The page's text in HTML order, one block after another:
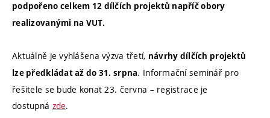
podpořeno celkem 12 dílčích projektů napříč obory
realizovanými na VUT.
Aktuálně je vyhlášena výzva třetí, návrhy dílčích projektů
lze předkládat až do 31. srpna. Informační seminář pro
řešitele se bude konat 23. června – registrace je
dostupná zde.